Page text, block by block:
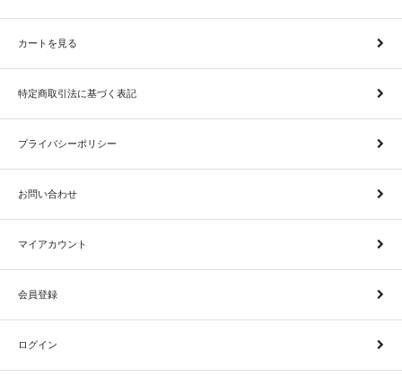
カートを見る
特定商取引法に基づく表記
プライバシーポリシー
お問い合わせ
マイアカウント
会員登録
ログイン